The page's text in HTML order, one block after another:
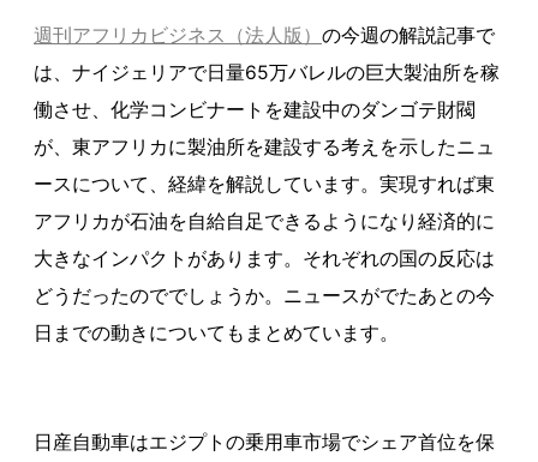
週刊アフリカビジネス（法人版） の今週の解説記事で
は、ナイジェリアで日量65万バレルの巨大製油所を稼
働させ、化学コンビナートを建設中のダンゴテ財閥
が、東アフリカに製油所を建設する考えを示したニュ
ースについて、経緯を解説しています。実現すれば東
アフリカが石油を自給自足できるようになり経済的に
大きなインパクトがあります。それぞれの国の反応は
どうだったのででしょうか。ニュースがでたあとの今
日までの動きについてもまとめています。
日産自動車はエジプトの乗用車市場でシェア首位を保